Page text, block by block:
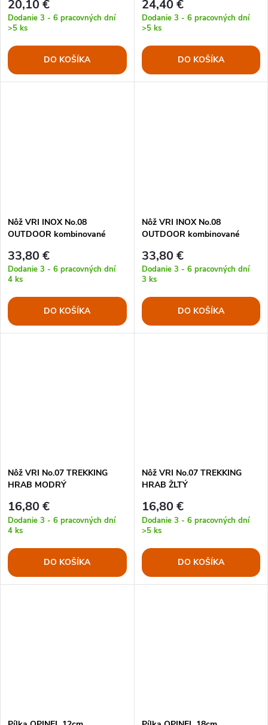
20,10 €
Dodanie 3 - 6 pracovných dní
>5 ks
DO KOŠÍKA
24,40 €
Dodanie 3 - 6 pracovných dní
>5 ks
DO KOŠÍKA
Nôž VRI INOX No.08
OUTDOOR kombinované
33,80 €
Dodanie 3 - 6 pracovných dní
4 ks
DO KOŠÍKA
Nôž VRI INOX No.08
OUTDOOR kombinované
33,80 €
Dodanie 3 - 6 pracovných dní
3 ks
DO KOŠÍKA
Nôž VRI No.07 TREKKING
HRAB MODRÝ
16,80 €
Dodanie 3 - 6 pracovných dní
4 ks
DO KOŠÍKA
Nôž VRI No.07 TREKKING
HRAB ŽLTÝ
16,80 €
Dodanie 3 - 6 pracovných dní
>5 ks
DO KOŠÍKA